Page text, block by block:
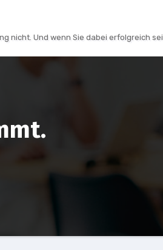
nicht. Und wenn Sie dabei erfolgreich